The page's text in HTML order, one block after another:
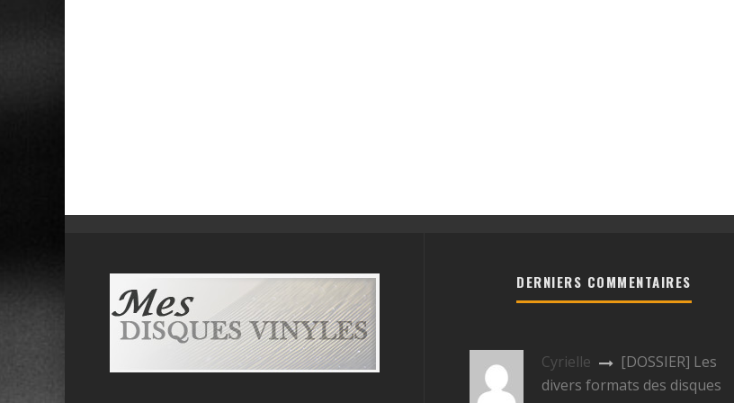
DERNIERS COMMENTAIRES
Cyrielle
[DOSSIER] Les
divers formats des disques